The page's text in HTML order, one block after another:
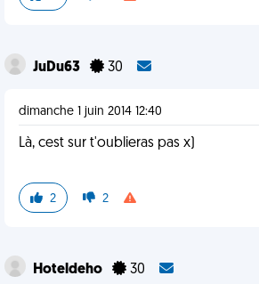
JuDu63 30
dimanche 1 juin 2014 12:40
Là, cest sur t'oublieras pas x)
2 2
Hoteldeho 30